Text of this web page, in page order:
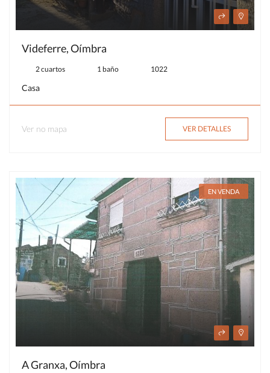
Videferre, Oímbra
2 cuartos 1 baño 1022
Casa
Ver no mapa VER DETALLES
EN VENDA
A Granxa, Oímbra